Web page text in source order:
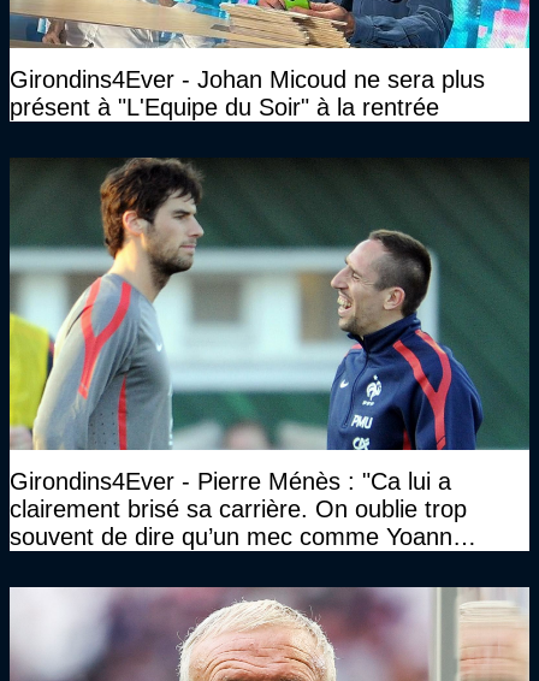
Girondins4Ever - Johan Micoud ne sera plus
présent à "L'Equipe du Soir" à la rentrée
Girondins4Ever - Pierre Ménès : "Ca lui a
clairement brisé sa carrière. On oublie trop
souvent de dire qu’un mec comme Yoann